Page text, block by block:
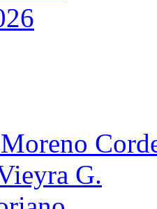
G.